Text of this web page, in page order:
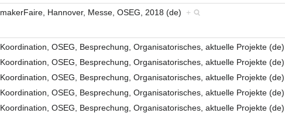
makerFaire, Hannover, Messe, OSEG, 2018 (de) +
Koordination, OSEG, Besprechung, Organisatorisches, aktuelle Projekte (de)
Koordination, OSEG, Besprechung, Organisatorisches, aktuelle Projekte (de)
Koordination, OSEG, Besprechung, Organisatorisches, aktuelle Projekte (de)
Koordination, OSEG, Besprechung, Organisatorisches, aktuelle Projekte (de)
Koordination, OSEG, Besprechung, Organisatorisches, aktuelle Projekte (de)